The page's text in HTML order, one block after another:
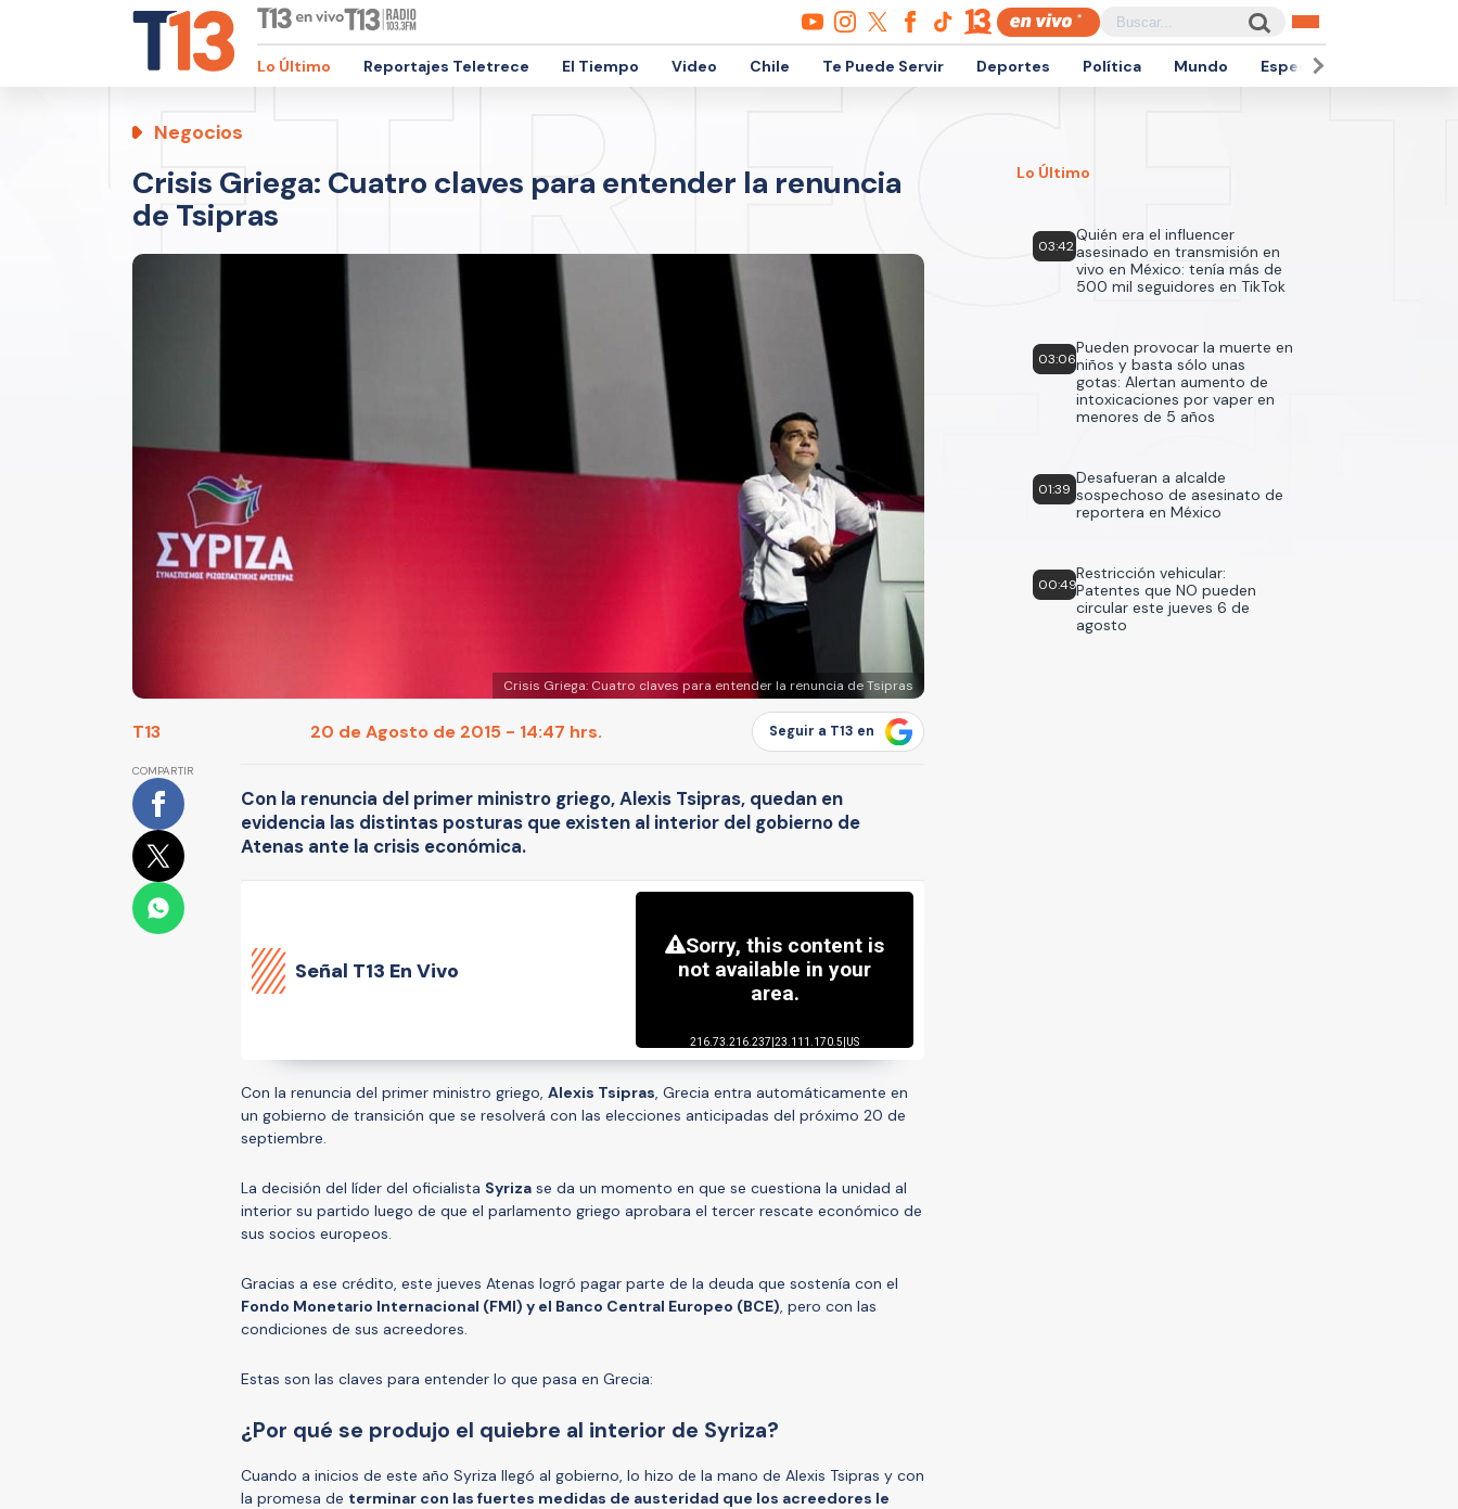
Lo Último Reportajes Teletrece El Tiempo Video Chile Te Puede Servir Deportes Política Mundo Espectáculos
Negocios
Crisis Griega: Cuatro claves para entender la renuncia
de Tsipras
Crisis Griega: Cuatro claves para entender la renuncia de Tsipras
T13 20 de Agosto de 2015 - 14:47 hrs. Seguir a T13 en
COMPARTIR
Con la renuncia del primer ministro griego, Alexis Tsipras, quedan en
evidencia las distintas posturas que existen al interior del gobierno de
Atenas ante la crisis económica.
Señal T13 En Vivo
Con la renuncia del primer ministro griego, Alexis Tsipras, Grecia entra automáticamente en
un gobierno de transición que se resolverá con las elecciones anticipadas del próximo 20 de
septiembre.
La decisión del líder del oficialista Syriza se da un momento en que se cuestiona la unidad al
interior su partido luego de que el parlamento griego aprobara el tercer rescate económico de
sus socios europeos.
Gracias a ese crédito, este jueves Atenas logró pagar parte de la deuda que sostenía con el
Fondo Monetario Internacional (FMI) y el Banco Central Europeo (BCE), pero con las
condiciones de sus acreedores.
Estas son las claves para entender lo que pasa en Grecia:
¿Por qué se produjo el quiebre al interior de Syriza?
Cuando a inicios de este año Syriza llegó al gobierno, lo hizo de la mano de Alexis Tsipras y con
la promesa de terminar con las fuertes medidas de austeridad que los acreedores le
Lo Último
03:42
Quién era el influencer
asesinado en transmisión en
vivo en México: tenía más de
500 mil seguidores en TikTok
03:06
Pueden provocar la muerte en
niños y basta sólo unas
gotas: Alertan aumento de
intoxicaciones por vaper en
menores de 5 años
01:39
Desafueran a alcalde
sospechoso de asesinato de
reportera en México
00:49
Restricción vehicular:
Patentes que NO pueden
circular este jueves 6 de
agosto